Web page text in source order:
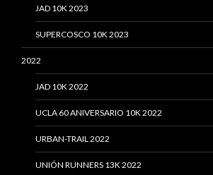
JAD 10K 2023
SUPERCOSCO 10K 2023
2022
JAD 10K 2022
UCLA 60 ANIVERSARIO 10K 2022
URBAN-TRAIL 2022
UNIÓN RUNNERS 13K 2022